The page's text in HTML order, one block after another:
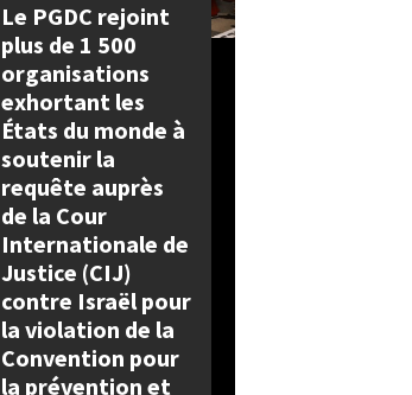
Le PGDC rejoint
plus de 1 500
organisations
exhortant les
États du monde à
soutenir la
requête auprès
de la Cour
Internationale de
Justice (CIJ)
contre Israël pour
la violation de la
Convention pour
la prévention et